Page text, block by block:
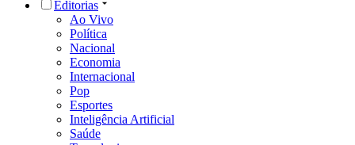
Editorias
Ao Vivo
Política
Nacional
Economia
Internacional
Pop
Esportes
Inteligência Artificial
Saúde